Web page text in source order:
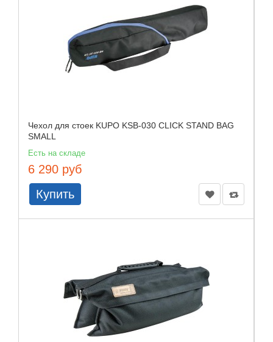
Чехол для стоек KUPO KSB-030 CLICK STAND BAG
SMALL
Есть на складе
6 290 руб
Купить